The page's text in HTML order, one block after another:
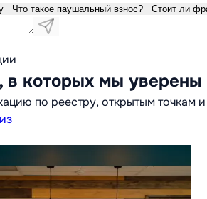
Что такое паушальный взнос? Стоит ли
которых мы уверены
по реестру, открытым точкам